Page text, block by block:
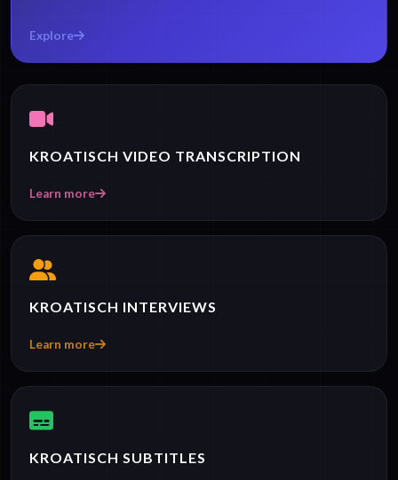
Explore
KROATISCH VIDEO TRANSCRIPTION
Learn more
KROATISCH INTERVIEWS
Learn more
KROATISCH SUBTITLES